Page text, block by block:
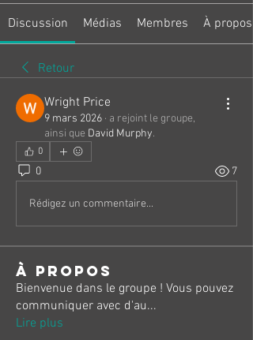
Discussion Médias Membres À propos
Retour
Wright Price
9 mars 2026 · a rejoint le groupe,
ainsi que David Murphy.
0
0 7
Rédigez un commentaire...
À propos
Bienvenue dans le groupe ! Vous pouvez
communiquer avec d'au...
Lire plus